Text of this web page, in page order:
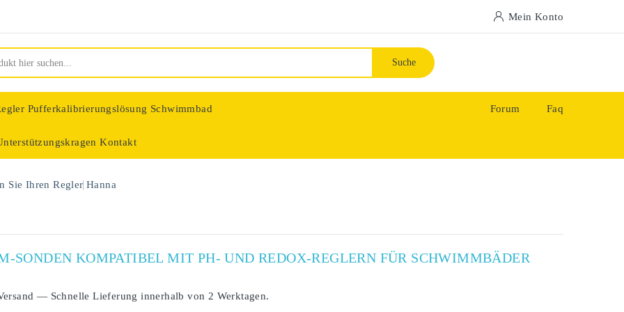
Mein Konto
Suche
Pufferkalibrierungslösung Schwimmbad
Kontakt
Forum Faq
Sie Ihren Regler Hanna
SONDEN KOMPATIBEL MIT PH- UND REDOX-REGLERN FÜR SCHWIMMBÄDER
— Schnelle Lieferung innerhalb von 2 Werktagen.